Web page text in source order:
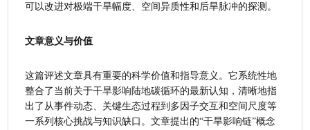
可以改进对极端干旱幅度、空间异质性和后旱脉冲的探测。
文章意义与价值
这篇评述文章具有重要的科学价值和指导意义。它系统性地
整合了当前关于干旱影响陆地碳循环的最新认知，清晰地指
出了从事件动态、关键生态过程到多因子交互和空间尺度等
一系列核心挑战与知识缺口。文章提出的“干旱影响链”概念